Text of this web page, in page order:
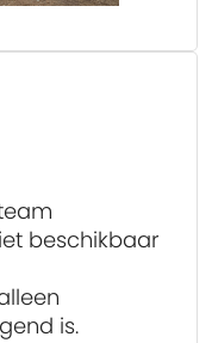
beschikbaar
is.